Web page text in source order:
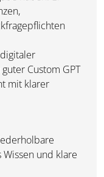
Custom GPT
mit klarer
und klare